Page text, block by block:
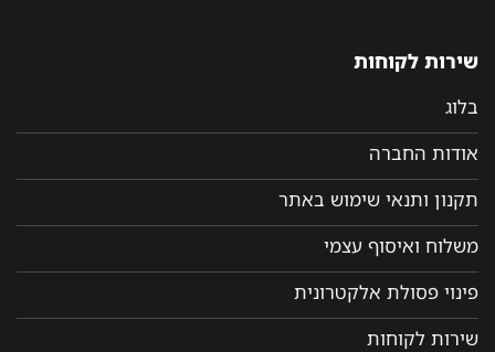
שירות לקוחות
בלוג
אודות החברה
תקנון ותנאי שימוש באתר
משלוח ואיסוף עצמי
פינוי פסולת אלקטרונית
שירות לקוחות